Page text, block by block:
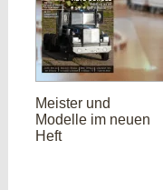
Meister und
Modelle im neuen
Heft